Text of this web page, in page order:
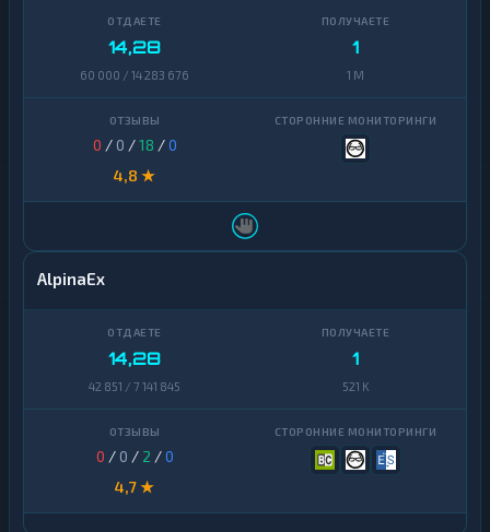
14,28
60 000 / 14 283 676
1
1 M
0 / 0 /18 /0
4,8 ★
AlpinaEx
14,28
42 851 / 7 141 845
1
521 K
0 / 0 / 2 /0
4,7 ★